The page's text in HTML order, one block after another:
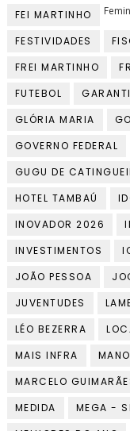
FEI MARTINHO
FESTIVIDADES
FREI MARTINHO
FUTEBOL
GLÓRIA MARIA
GOVERNO FEDERAL
GUGU DE
HOTEL TAMBAÚ
INOVADOR 2026
INVESTIMENTOS
JOÃO PESSOA
JUVENTUDES
LÉO BEZERRA
MAIS INFRA
MARCELO
MEDIDA
MEGA -